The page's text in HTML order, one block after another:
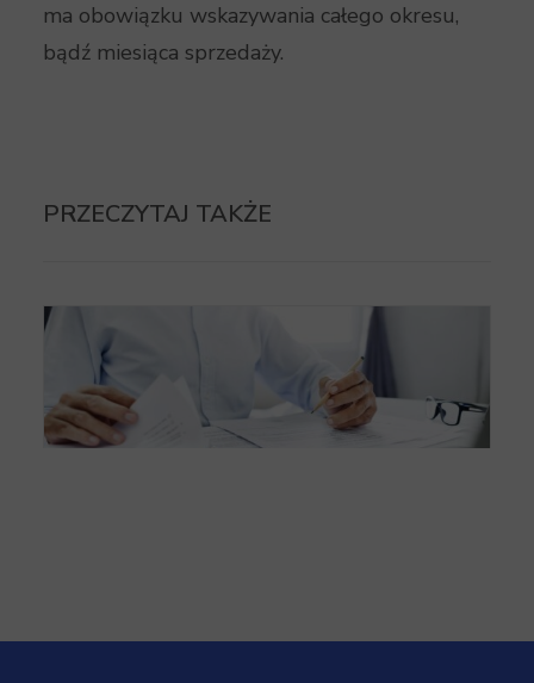
ma obowiązku wskazywania całego okresu,
bądź miesiąca sprzedaży.
PRZECZYTAJ TAKŻE